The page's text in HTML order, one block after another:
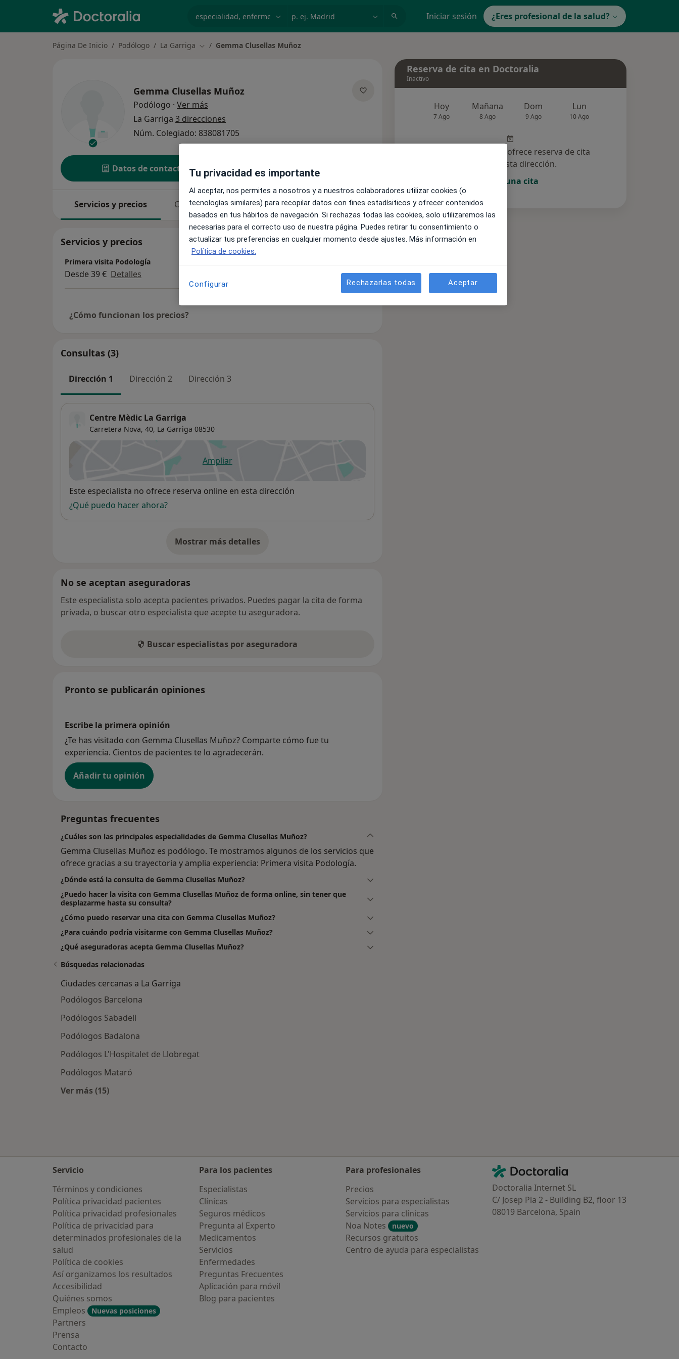
Iniciar sesión ¿Eres profesional de la salud?
Página De Inicio Podólogo La Garriga Cambiar de ciudad
Gemma Clusellas Muñoz
Gemma Clusellas Muñoz
Podólogo · Ver más
La Garriga 3 direcciones
Núm. Colegiado: 838081705
Datos de contacto Pedir una cita
Servicios y precios Consultas Aseguradoras Opiniones
Servicios y precios
Primera visita Podología
Desde 39 € Detalles
¿Cómo funcionan los precios?
Consultas (3)
Dirección 1 Dirección 2 Dirección 3
Centre Mèdic La Garriga
Carretera Nova, 40, La Garriga 08530
Ampliarse abre en una nueva pestaña
Disponibilidad
Este especialista no ofrece reserva online en esta dirección
¿Qué puedo hacer ahora?
Mostrar más detalles
sobre la dirección
No se aceptan aseguradoras
Este especialista solo acepta pacientes privados. Puedes pagar la cita de forma
privada, o buscar otro especialista que acepte tu aseguradora.
Buscar especialistas por aseguradora
Pronto se publicarán opiniones
Escribe la primera opinión
¿Te has visitado con Gemma Clusellas Muñoz? Comparte cómo fue tu
experiencia. Cientos de pacientes te lo agradecerán.
Añadir tu opinión
Preguntas frecuentes
¿Cuáles son las principales especialidades de Gemma Clusellas Muñoz?
Gemma Clusellas Muñoz es podólogo. Te mostramos algunos de los servicios que
ofrece gracias a su trayectoria y amplia experiencia: Primera visita Podología.
¿Dónde está la consulta de Gemma Clusellas Muñoz?
¿Puedo hacer la visita con Gemma Clusellas Muñoz de forma online, sin tener que
desplazarme hasta su consulta?
¿Cómo puedo reservar una cita con Gemma Clusellas Muñoz?
¿Para cuándo podría visitarme con Gemma Clusellas Muñoz?
¿Qué aseguradoras acepta Gemma Clusellas Muñoz?
Reserva de cita en Doctoralia
Inactivo
Hoy
7 Ago
Mañana
8 Ago
Dom
9 Ago
Lun
10 Ago
Este especialista no ofrece reserva de cita
online en esta dirección.
Pedir una cita
Búsquedas relacionadas
Ciudades cercanas a La Garriga
Podólogos Barcelona
Podólogos Sabadell
Podólogos Badalona
Podólogos L'Hospitalet de Llobregat
Podólogos Mataró
Ver más (15)
Servicio
Términos y condiciones
Política privacidad pacientes
Política privacidad profesionales
Política de privacidad para
determinados profesionales de la
salud
Política de cookies
Así organizamos los resultados
Accesibilidad
Quiénes somos
Empleos
Nuevas posiciones
Partners
Prensa
Contacto
Para los pacientes
Especialistas
Clínicas
Seguros médicos
Pregunta al Experto
Medicamentos
Servicios
Enfermedades
Preguntas Frecuentes
Aplicación para móvil
Blog para pacientes
Para profesionales
Precios
Servicios para especialistas
Servicios para clínicas
Noa Notes
nuevo
Recursos gratuitos
Centro de ayuda para especialistas
Contacto
Doctoralia - Página de inicio
Doctoralia Internet SL
C/ Josep Pla 2 - Building B2, floor 13
08019 Barcelona, Spain
Tu privacidad es importante
Al aceptar, nos permites a nosotros y a nuestros colaboradores utilizar cookies (o
tecnologías similares) para recopilar datos con fines estadísiticos y ofrecer contenidos
basados en tus hábitos de navegación. Si rechazas todas las cookies, solo utilizaremos las
necesarias para el correcto uso de nuestra página. Puedes retirar tu consentimiento o
actualizar tus preferencias en cualquier momento desde ajustes. Más información en
Política de cookies.
Configurar Rechazarlas todas Aceptar